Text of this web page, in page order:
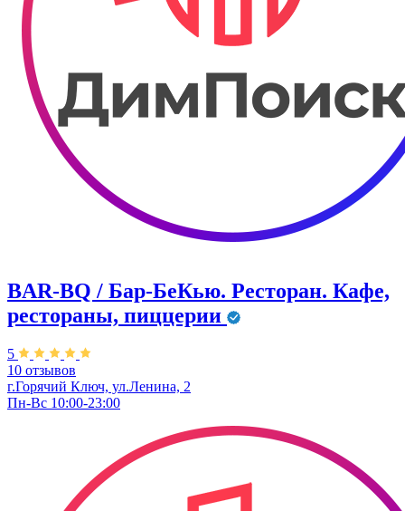
BAR-BQ / Бар-БеКью. Ресторан. Кафе,
рестораны, пиццерии
5
10 отзывов
г.Горячий Ключ, ул.Ленина, 2
Пн-Вс 10:00-23:00